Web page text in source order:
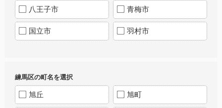
八王子市 青梅市
国立市 羽村市
練馬区の町名を選択
旭丘 旭町